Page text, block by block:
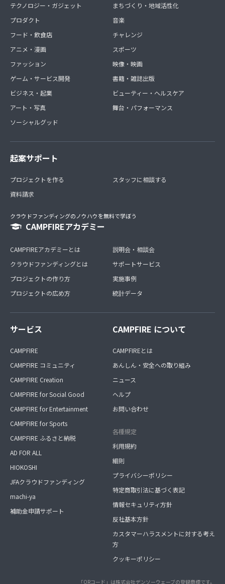
テクノロジー・ガジェット
プロダクト
フード・飲食店
アニメ・漫画
ファッション
ゲーム・サービス開発
ビジネス・起業
アート・写真
ソーシャルグッド
まちづくり・地域活性化
音楽
チャレンジ
スポーツ
映像・映画
書籍・雑誌出版
ビューティー・ヘルスケア
舞台・パフォーマンス
起案サポート
プロジェクトを作る
資料請求
スタッフに相談する
クラウドファンディングのノウハウを無料で学ぼう
CAMPFIREアカデミー
CAMPFIREアカデミーとは
クラウドファンディングとは
プロジェクトの作り方
プロジェクトの広め方
説明会・相談会
サポートサービス
実施事例
統計データ
サービス
CAMPFIRE
CAMPFIRE コミュニティ
CAMPFIRE Creation
CAMPFIRE for Social Good
CAMPFIRE for Entertainment
CAMPFIRE for Sports
CAMPFIRE ふるさと納税
AD FOR ALL
HIOKOSHI
JFAクラウドファンディング
machi-ya
補助金申請サポート
CAMPFIRE について
CAMPFIREとは
あんしん・安全への取り組み
ニュース
ヘルプ
お問い合わせ
各種規定
利用規約
細則
プライバシーポリシー
特定商取引法に基づく表記
情報セキュリティ方針
反社基本方針
カスタマーハラスメントに対する考え
方
クッキーポリシー
「QRコード」は株式会社デンソーウェーブの登録商標です。